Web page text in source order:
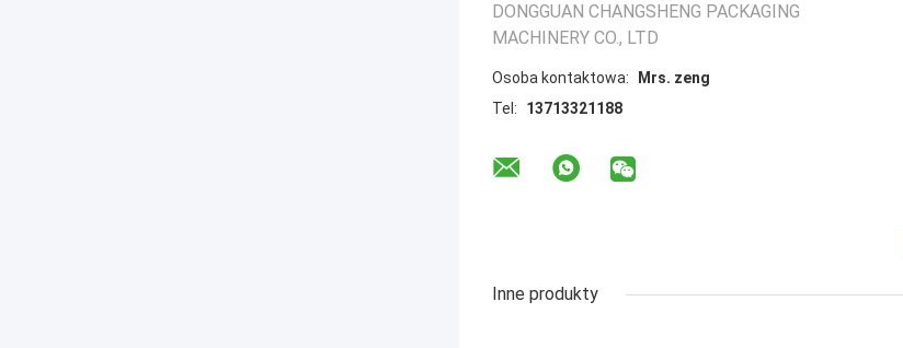
DONGGUAN CHANGSHENG PACKAGING
MACHINERY CO., LTD
Osoba kontaktowa:
Mrs. zeng
Tel:
13713321188
Inne produkty